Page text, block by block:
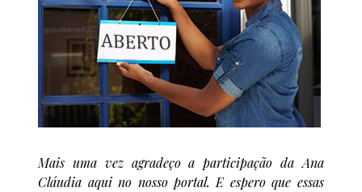
Mais uma vez agradeço a participação da Ana
Cláudia aqui no nosso portal. E espero que essas